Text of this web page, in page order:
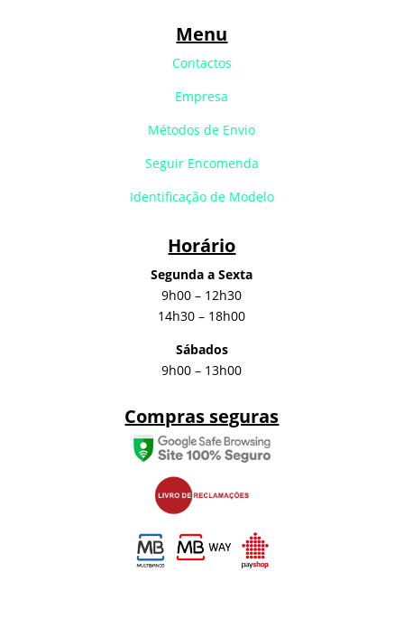
Menu
Contactos
Empresa
Métodos de Envio
Seguir Encomenda
Identificação de Modelo
Horário
Segunda a Sexta
9h00 – 12h30
14h30 – 18h00
Sábados
9h00 – 13h00
Compras seguras